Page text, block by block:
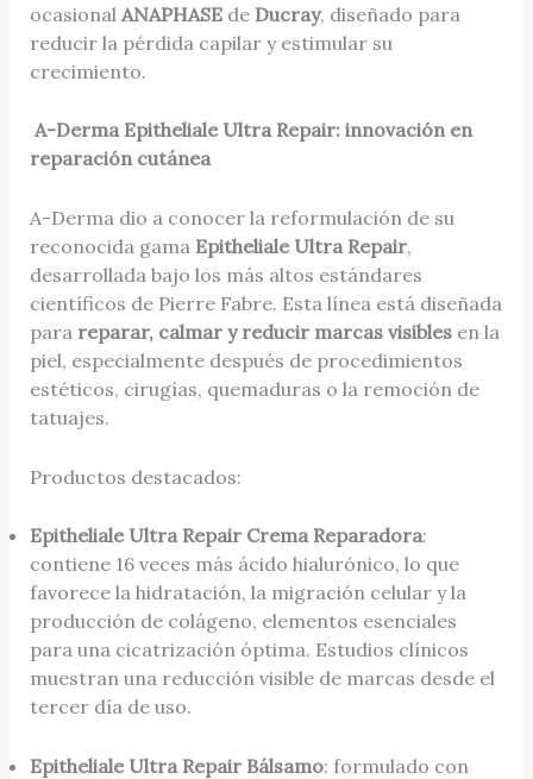
ocasional ANAPHASEde Ducray, diseñado para
reducir la pérdida capilar y estimular su
crecimiento.
A-Derma Epitheliale Ultra Repair: innovación en
reparación cutánea
A-Derma dio a conocer la reformulación de su
reconocida gama Epitheliale Ultra Repair,
desarrollada bajo los más altos estándares
científicos de Pierre Fabre. Esta línea está diseñada
para reparar, calmar y reducir marcas visiblesen la
piel, especialmente después de procedimientos
estéticos, cirugías, quemaduras o la remoción de
tatuajes.
Productos destacados:
Epitheliale Ultra Repair Crema Reparadora:
contiene 16 veces más ácido hialurónico, lo que
favorece la hidratación, la migración celular y la
producción de colágeno, elementos esenciales
para una cicatrización óptima. Estudios clínicos
muestran una reducción visible de marcas desde el
tercer día de uso.
Epitheliale Ultra Repair Bálsamo: formulado con